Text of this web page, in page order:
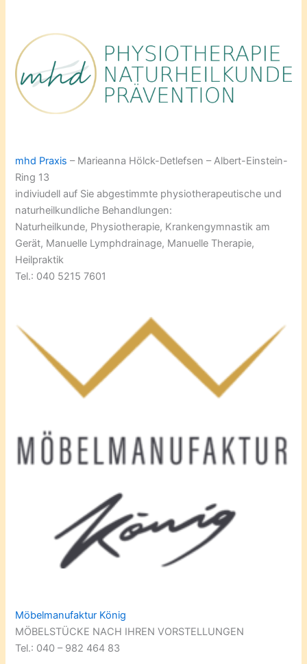
mhd Praxis – Marieanna Hölck-Detlefsen – Albert-Einstein-
Ring 13
indiviudell auf Sie abgestimmte physiotherapeutische und
naturheilkundliche Behandlungen:
Naturheilkunde, Physiotherapie, Krankengymnastik am
Gerät, Manuelle Lymphdrainage, Manuelle Therapie,
Heilpraktik
Tel.: 040 5215 7601
Möbelmanufaktur König
MÖBELSTÜCKE NACH IHREN VORSTELLUNGEN
Tel.: 040 – 982 464 83